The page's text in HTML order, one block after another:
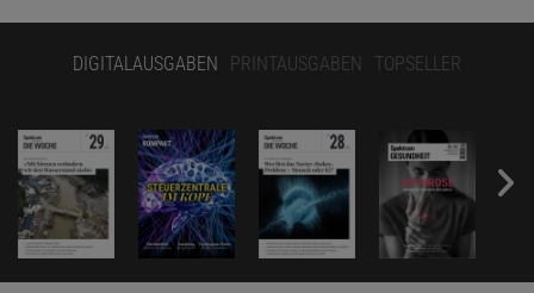
DIGITALAUSGABEN PRINTAUSGABEN TOPSELLER